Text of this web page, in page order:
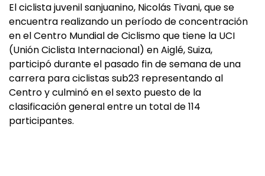
El ciclista juvenil sanjuanino, Nicolás Tivani, que se
encuentra realizando un período de concentración
en el Centro Mundial de Ciclismo que tiene la UCI
(Unión Ciclista Internacional) en Aiglé, Suiza,
participó durante el pasado fin de semana de una
carrera para ciclistas sub23 representando al
Centro y culminó en el sexto puesto de la
clasificación general entre un total de 114
participantes.